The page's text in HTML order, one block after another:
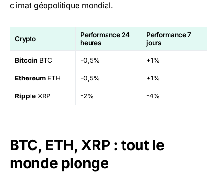
climat géopolitique mondial.
Crypto
Performance 24
heures
Performance 7
jours
Bitcoin BTC -0,5% +1%
Ethereum ETH -0,5% +1%
Ripple XRP -2% -4%
BTC, ETH, XRP : tout le
monde plonge